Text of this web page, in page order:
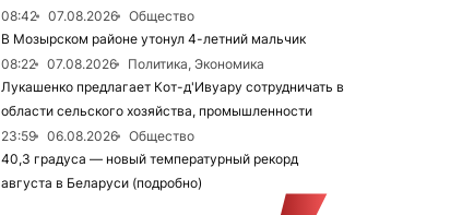
08:42
07.08.2026
Общество
В Мозырском районе утонул 4-летний мальчик
08:22
07.08.2026
Политика, Экономика
Лукашенко предлагает Кот-д'Ивуару сотрудничать в
области сельского хозяйства, промышленности
23:59
06.08.2026
Общество
40,3 градуса — новый температурный рекорд
августа в Беларуси (подробно)